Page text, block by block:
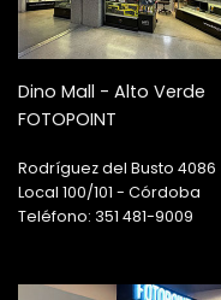
Dino Mall - Alto Verde
FOTOPOINT
Rodríguez del Busto 4086
Local 100/101 - Córdoba
Teléfono: 351 481-9009